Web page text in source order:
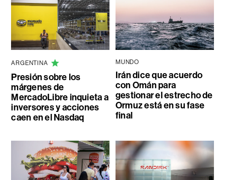
ARGENTINA
Presión sobre los
márgenes de
MercadoLibre inquieta a
inversores y acciones
caen en el Nasdaq
MUNDO
Irán dice que acuerdo
con Omán para
gestionar el estrecho de
Ormuz está en su fase
final